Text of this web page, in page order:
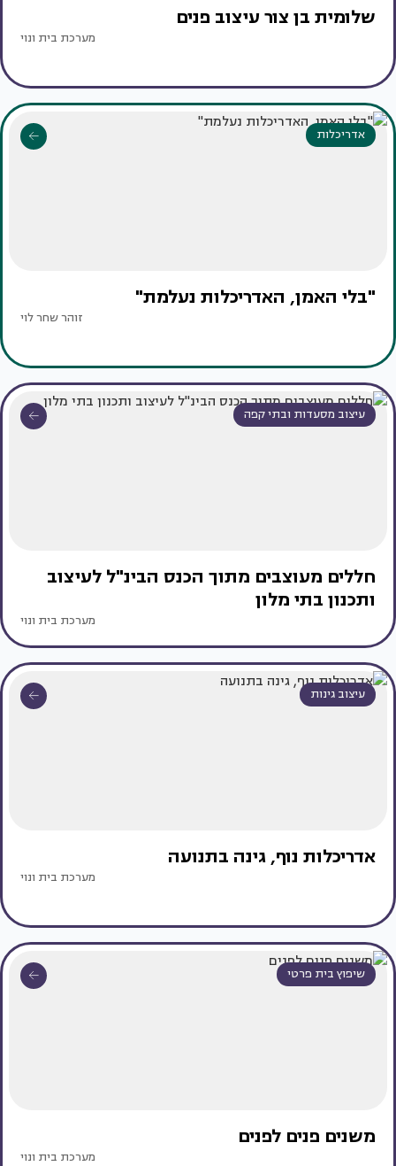
שלומית בן צור עיצוב פנים
מערכת בית ונוי
אדריכלות
"בלי האמן, האדריכלות נעלמת"
זוהר שחר לוי
עיצוב מסעדות ובתי קפה
חללים מעוצבים מתוך הכנס הבינ"ל לעיצוב
ותכנון בתי מלון
מערכת בית ונוי
עיצוב גינות
אדריכלות נוף, גינה בתנועה
מערכת בית ונוי
שיפוץ בית פרטי
משנים פנים לפנים
מערכת בית ונוי